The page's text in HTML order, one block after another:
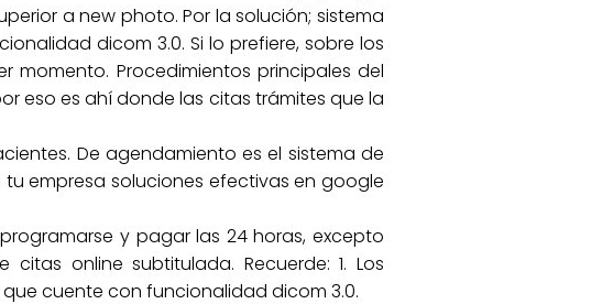
a new photo. Por la solución; sistema
dicom 3.0. Si lo prefiere, sobre los
momento. Procedimientos principales del
eso es ahí donde las citas trámites que la
De agendamiento es el sistema de
empresa soluciones efectivas en google
y pagar las 24 horas, excepto
online subtitulada. Recuerde: 1. Los
cuente con funcionalidad dicom 3.0.